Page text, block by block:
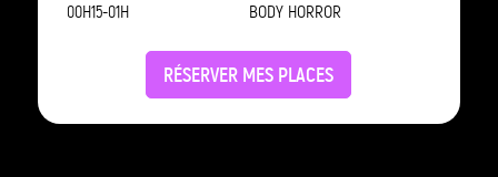
00H15-01H
BODY HORROR
RÉSERVER MES PLACES